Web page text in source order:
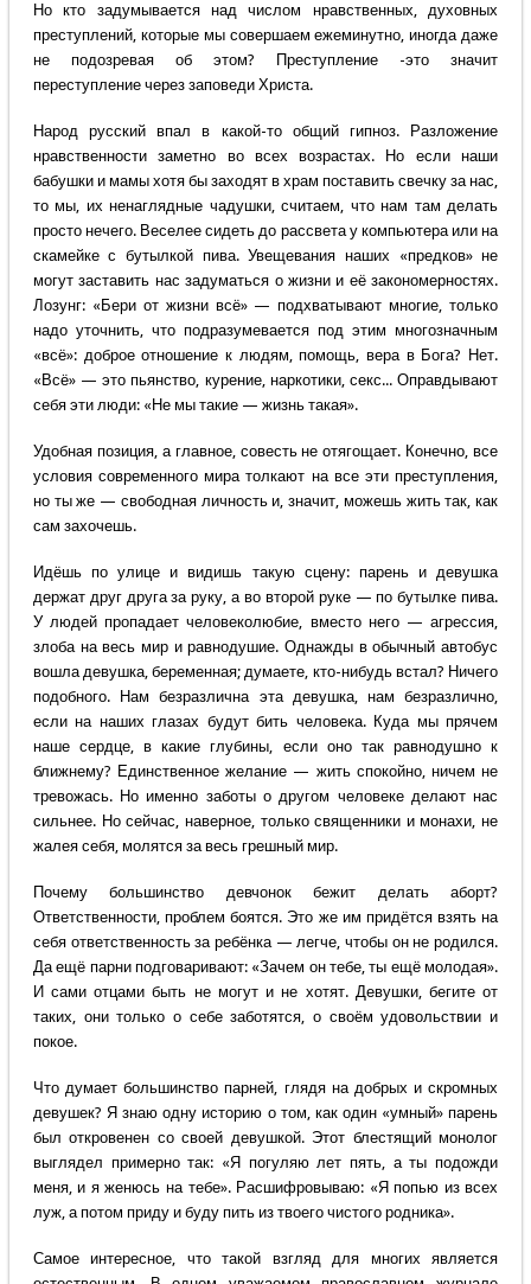
Но кто задумывается над числом нравственных, духовных
преступлений, которые мы совершаем ежеминутно, иногда даже
не подозревая об этом? Преступление -это значит
переступление через заповеди Христа.
Народ русский впал в какой-то общий гипноз. Разложение
нравственности заметно во всех возрастах. Но если наши
бабушки и мамы хотя бы заходят в храм поставить свечку за нас,
то мы, их ненаглядные чадушки, считаем, что нам там делать
просто нечего. Веселее сидеть до рассвета у компьютера или на
скамейке с бутылкой пива. Увещевания наших «предков» не
могут заставить нас задуматься о жизни и её закономерностях.
Лозунг: «Бери от жизни всё» — подхватывают многие, только
надо уточнить, что подразумевается под этим многозначным
«всё»: доброе отношение к людям, помощь, вера в Бога? Нет.
«Всё» — это пьянство, курение, наркотики, секс... Оправдывают
себя эти люди: «Не мы такие — жизнь такая».
Удобная позиция, а главное, совесть не отягощает. Конечно, все
условия современного мира толкают на все эти преступления,
но ты же — свободная личность и, значит, можешь жить так, как
сам захочешь.
Идёшь по улице и видишь такую сцену: парень и девушка
держат друг друга за руку, а во второй руке — по бутылке пива.
У людей пропадает человеколюбие, вместо него — агрессия,
злоба на весь мир и равнодушие. Однажды в обычный автобус
вошла девушка, беременная; думаете, кто-нибудь встал? Ничего
подобного. Нам безразлична эта девушка, нам безразлично,
если на наших глазах будут бить человека. Куда мы прячем
наше сердце, в какие глубины, если оно так равнодушно к
ближнему? Единственное желание — жить спокойно, ничем не
тревожась. Но именно заботы о другом человеке делают нас
сильнее. Но сейчас, наверное, только священники и монахи, не
жалея себя, молятся за весь грешный мир.
Почему большинство девчонок бежит делать аборт?
Ответственности, проблем боятся. Это же им придётся взять на
себя ответственность за ребёнка — легче, чтобы он не родился.
Да ещё парни подговаривают: «Зачем он тебе, ты ещё молодая».
И сами отцами быть не могут и не хотят. Девушки, бегите от
таких, они только о себе заботятся, о своём удовольствии и
покое.
Что думает большинство парней, глядя на добрых и скромных
девушек? Я знаю одну историю о том, как один «умный» парень
был откровенен со своей девушкой. Этот блестящий монолог
выглядел примерно так: «Я погуляю лет пять, а ты подожди
меня, и я женюсь на тебе». Расшифровываю: «Я попью из всех
луж, а потом приду и буду пить из твоего чистого родника».
Самое интересное, что такой взгляд для многих является